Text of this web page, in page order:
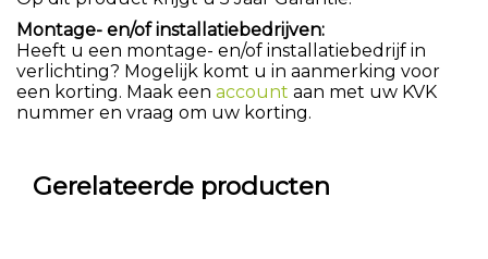
Montage- en/of installatiebedrijven:
Heeft u een montage- en/of installatiebedrijf in
verlichting? Mogelijk komt u in aanmerking voor
een korting. Maak een account aan met uw KVK
nummer en vraag om uw korting.
Gerelateerde producten